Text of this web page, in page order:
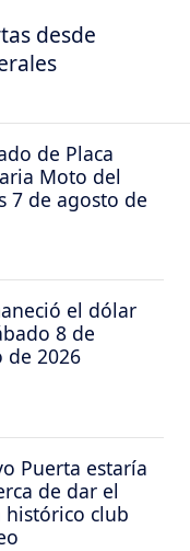
desde
de Placa
Moto del
7 de agosto de
el dólar
8 de
de 2026
Puerta estaría
de dar el
histórico club